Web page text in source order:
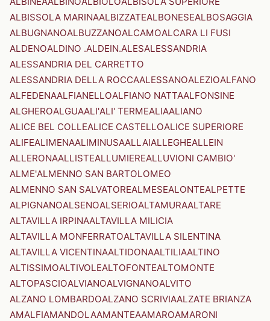
ALBISSOLA MARINAALBIZZATEALBONESEALBOSAGGIA
ALBUGNANOALBUZZANOALCAMOALCARA LI FUSI
ALDENOALDINO .ALDEIN.ALESALESSANDRIA
ALESSANDRIA DEL CARRETTO
ALESSANDRIA DELLA ROCCAALESSANOALEZIOALFANO
ALFEDENAALFIANELLOALFIANO NATTAALFONSINE
ALGHEROALGUAALI'ALI' TERMEALIAALIANO
ALICE BEL COLLEALICE CASTELLOALICE SUPERIORE
ALIFEALIMENAALIMINUSAALLAIALLEGHEALLEIN
ALLERONAALLISTEALLUMIEREALLUVIONI CAMBIO'
ALME'ALMENNO SAN BARTOLOMEO
ALMENNO SAN SALVATOREALMESEALONTEALPETTE
ALPIGNANOALSENOALSERIOALTAMURAALTARE
ALTAVILLA IRPINAALTAVILLA MILICIA
ALTAVILLA MONFERRATOALTAVILLA SILENTINA
ALTAVILLA VICENTINAALTIDONAALTILIAALTINO
ALTISSIMOALTIVOLEALTOFONTEALTOMONTE
ALTOPASCIOALVIANOALVIGNANOALVITO
ALZANO LOMBARDOALZANO SCRIVIAALZATE BRIANZA
AMALFIAMANDOLAAMANTEAAMAROAMARONI